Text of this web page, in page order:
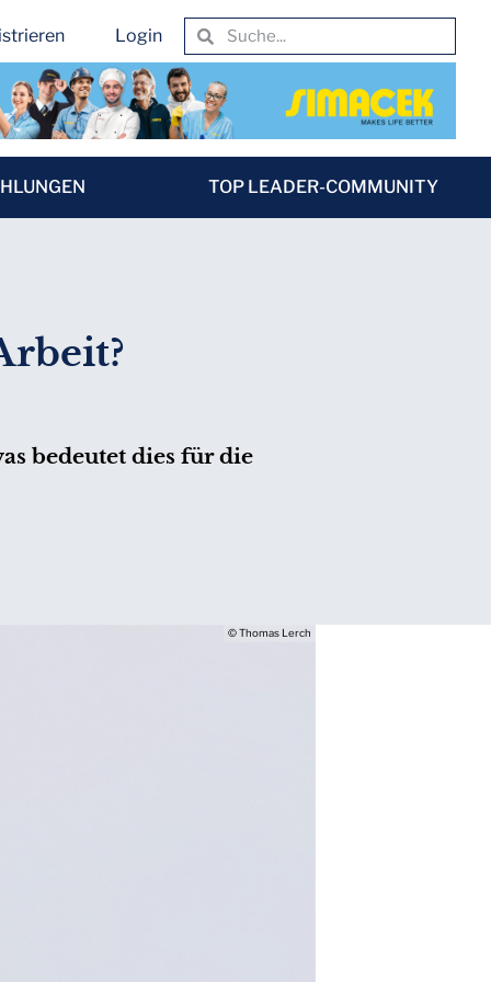
Login
TOP LEADER-COMMUNITY
bedeutet dies für die
© Thomas Lerch